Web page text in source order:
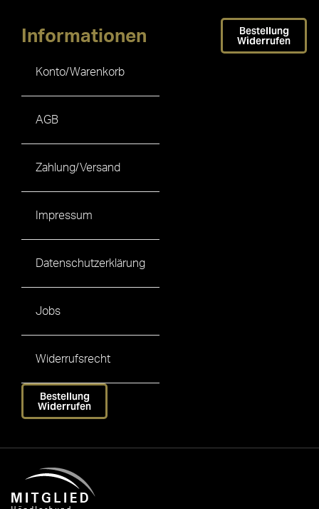
Informationen
Konto/Warenkorb
AGB
Zahlung/Versand
Impressum
Datenschutzerklärung
Jobs
Widerrufsrecht
Bestellung
Widerrufen
Bestellung
Widerrufen